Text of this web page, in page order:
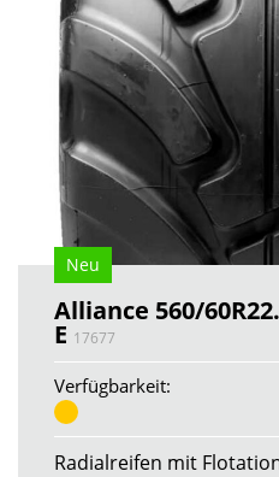
Neu
Alliance 560/
E 17677
Verfügbarkeit:
Radialreifen mit